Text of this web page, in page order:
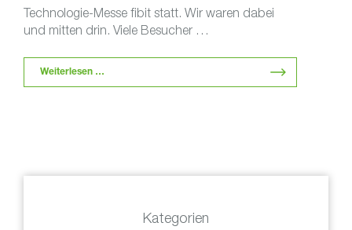
Technologie-Messe fibit statt. Wir waren dabei
und mitten drin. Viele Besucher …
Weiterlesen …
Kategorien